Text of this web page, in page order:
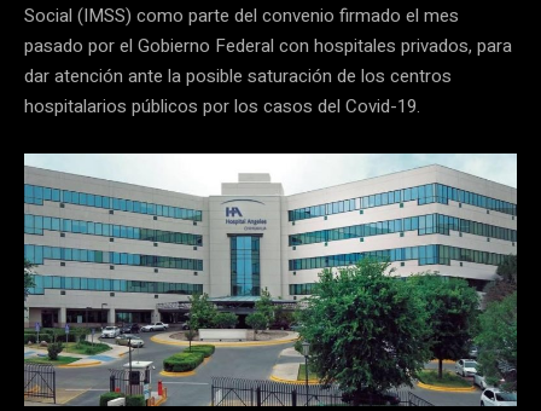
Social (IMSS) como parte del convenio firmado el mes
pasado por el Gobierno Federal con hospitales privados, para
dar atención ante la posible saturación de los centros
hospitalarios públicos por los casos del Covid-19.